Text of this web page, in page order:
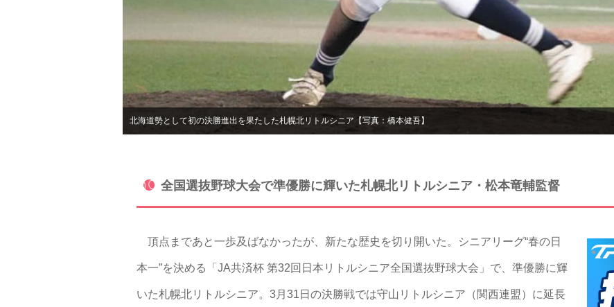
北海道勢として初の決勝進出を果たした札幌北リトルシニア【写真：橋本健吾】
全国選抜野球大会で準優勝に輝いた札幌北リトルシニア・松本竜輔監督
頂点まであと一歩及ばなかったが、新たな歴史を切り開いた。シニアリーグ“春の日
本一”を決める「JA共済杯 第32回日本リトルシニア全国選抜野球大会」で、準優勝に輝
いた札幌北リトルシニア。3月31日の決勝戦では守山リトルシニア（関西連盟）に延長